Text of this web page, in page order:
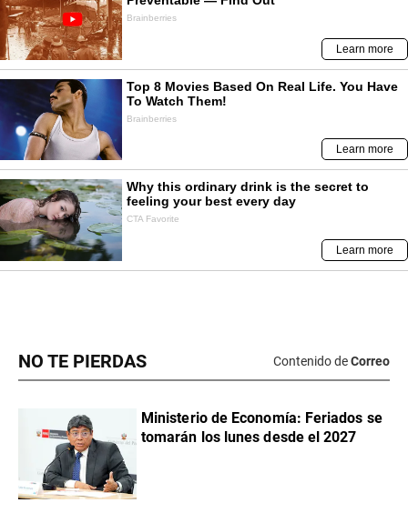
NO TE PIERDAS Contenido deCorreo
Ministerio de Economía: Feriados se
tomarán los lunes desde el 2027